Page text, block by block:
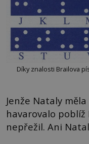
Díky znalosti Brailova
Jenže Nataly
havarovalo poblíž
nepřežil. Ani